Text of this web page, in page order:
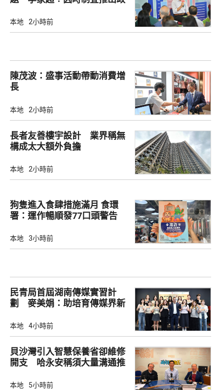
本地 2小時前
陳茂波：盛事活動帶動消費增
長
本地 2小時前
長者友善樓宇設計 業界稱無
構成太大額外負擔
本地 2小時前
狗隻進入食肆措施滿月 食環
署：運作暢順發77口頭警告
本地 3小時前
民青局首屆湖南傳媒實習計
劃 麥美娟：助培育傳媒界新
本地 4小時前
貝沙灣引入智慧保養省卻維修
開支 哈永安稱須大量溝通推
本地 5小時前